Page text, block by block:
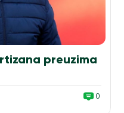
preuzima
0